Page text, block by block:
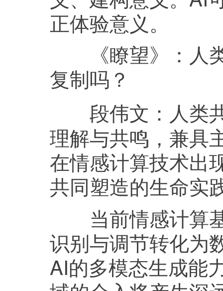
正体验意义。
《瞭望》： 人
复制吗？
段伟文： 人类
理解与共鸣，兼具
在情感计算技术出
共同塑造的生命实
当前情感计算基
识别与调节转化为
AI的多模态生成能